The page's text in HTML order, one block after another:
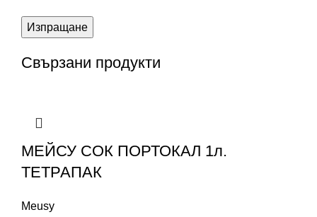
Свързани продукти
МЕЙСУ СОК ПОРТОКАЛ 1л.
ТЕТРАПАК
Meusy